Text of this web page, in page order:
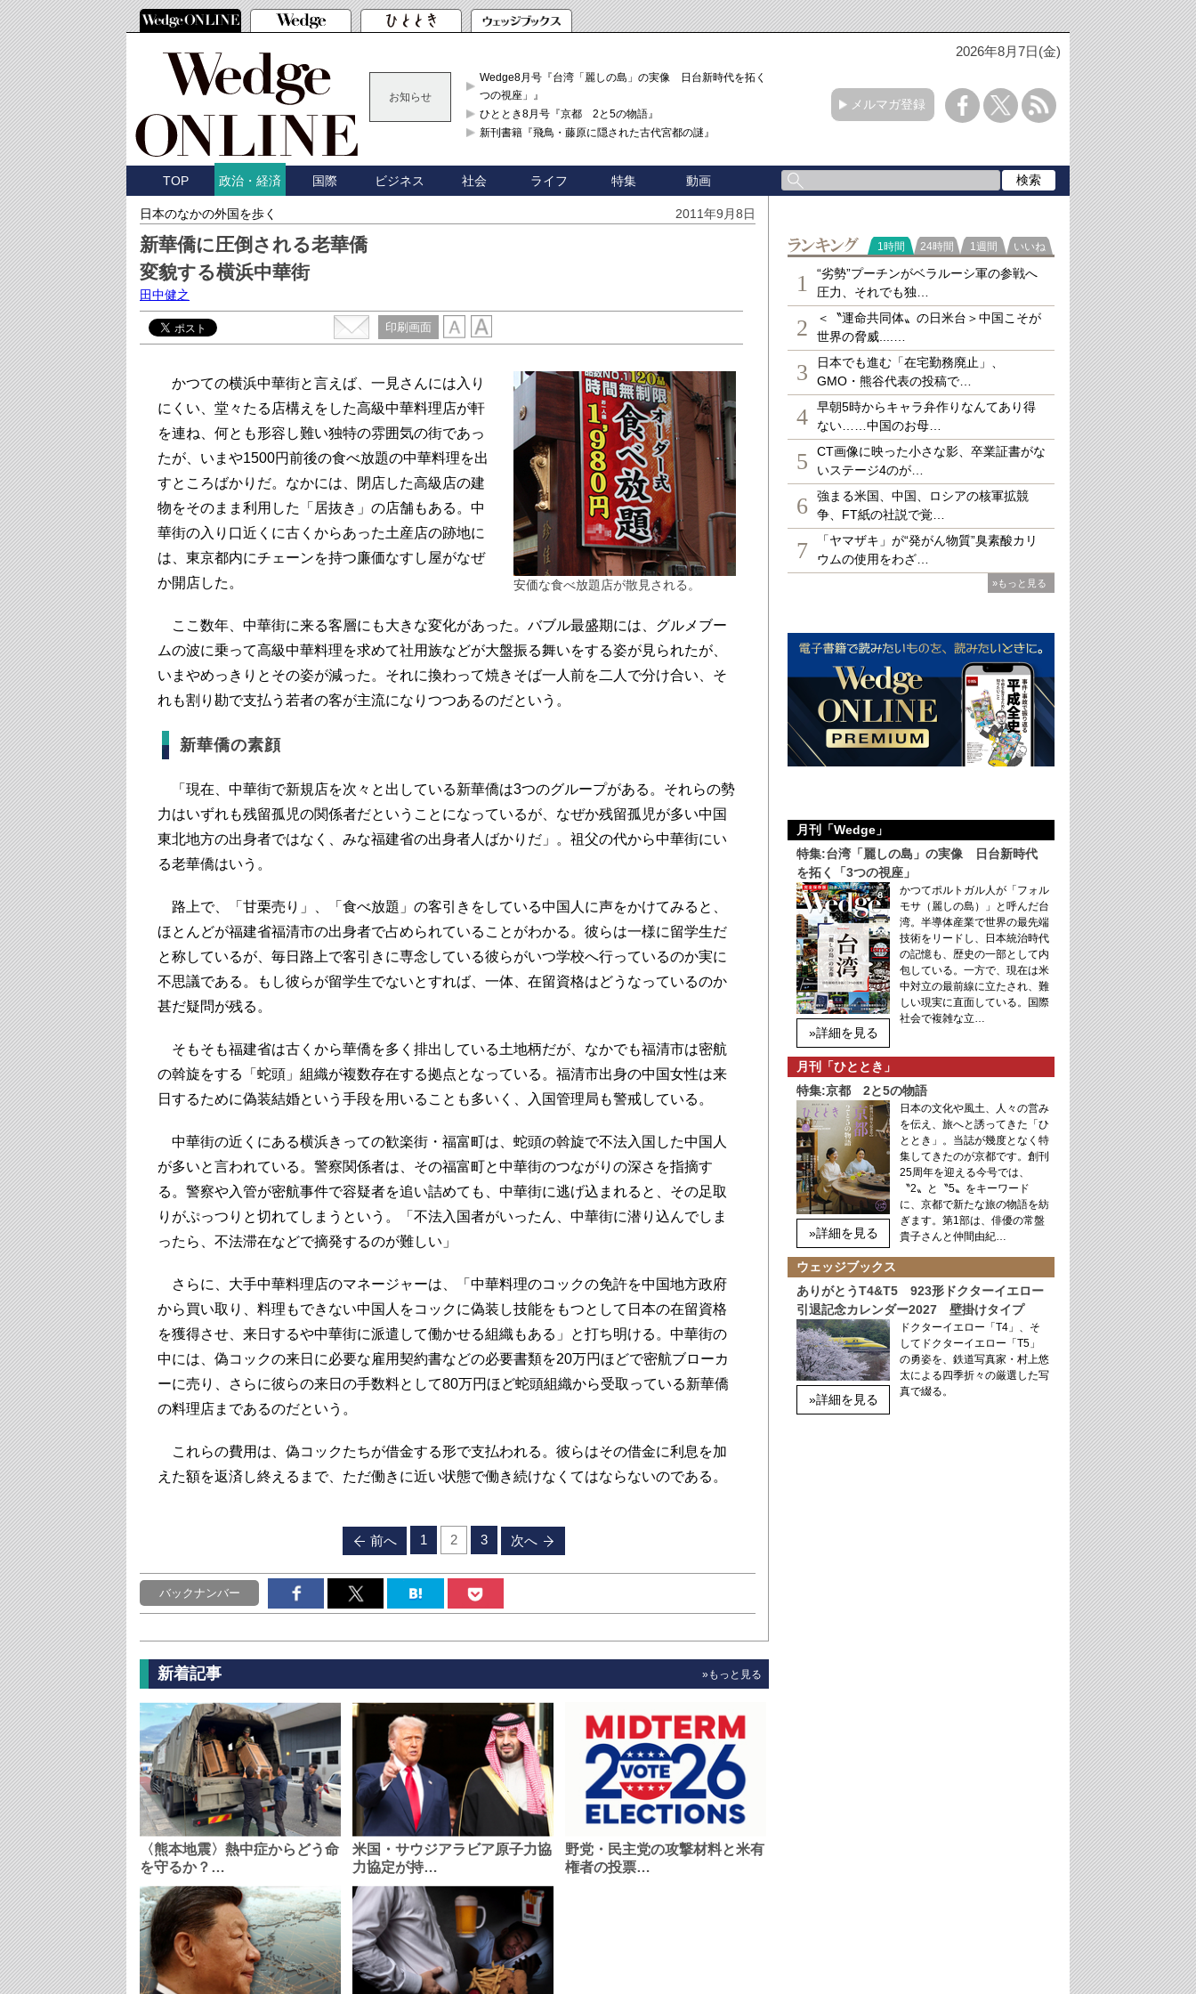
2026年8月7日(金)
お知らせ
Wedge8月号『台湾「麗しの島」の実像 日台新時代を拓く「3
つの視座」』
ひととき8月号『京都 2と5の物語』
新刊書籍『飛鳥・藤原に隠された古代宮都の謎』
メルマガ登録
TOP 政治・経済 国際 ビジネス 社会 ライフ 特集 動画
日本のなかの外国を歩く 2011年9月8日
新華僑に圧倒される老華僑
変貌する横浜中華街
田中健之
印刷画面
安価な食べ放題店が散見される。
かつての横浜中華街と言えば、一見さんには入り
にくい、堂々たる店構えをした高級中華料理店が軒
を連ね、何とも形容し難い独特の雰囲気の街であっ
たが、いまや1500円前後の食べ放題の中華料理を出
すところばかりだ。なかには、閉店した高級店の建
物をそのまま利用した「居抜き」の店舗もある。中
華街の入り口近くに古くからあった土産店の跡地に
は、東京都内にチェーンを持つ廉価なすし屋がなぜ
か開店した。
ここ数年、中華街に来る客層にも大きな変化があった。バブル最盛期には、グルメブー
ムの波に乗って高級中華料理を求めて社用族などが大盤振る舞いをする姿が見られたが、
いまやめっきりとその姿が減った。それに換わって焼きそば一人前を二人で分け合い、そ
れも割り勘で支払う若者の客が主流になりつつあるのだという。
新華僑の素顔
「現在、中華街で新規店を次々と出している新華僑は3つのグループがある。それらの勢
力はいずれも残留孤児の関係者だということになっているが、なぜか残留孤児が多い中国
東北地方の出身者ではなく、みな福建省の出身者人ばかりだ」。祖父の代から中華街にい
る老華僑はいう。
路上で、「甘栗売り」、「食べ放題」の客引きをしている中国人に声をかけてみると、
ほとんどが福建省福清市の出身者で占められていることがわかる。彼らは一様に留学生だ
と称しているが、毎日路上で客引きに専念している彼らがいつ学校へ行っているのか実に
不思議である。もし彼らが留学生でないとすれば、一体、在留資格はどうなっているのか
甚だ疑問が残る。
そもそも福建省は古くから華僑を多く排出している土地柄だが、なかでも福清市は密航
の斡旋をする「蛇頭」組織が複数存在する拠点となっている。福清市出身の中国女性は来
日するために偽装結婚という手段を用いることも多いく、入国管理局も警戒している。
中華街の近くにある横浜きっての歓楽街・福富町は、蛇頭の斡旋で不法入国した中国人
が多いと言われている。警察関係者は、その福富町と中華街のつながりの深さを指摘す
る。警察や入管が密航事件で容疑者を追い詰めても、中華街に逃げ込まれると、その足取
りがぷっつりと切れてしまうという。「不法入国者がいったん、中華街に潜り込んでしま
ったら、不法滞在などで摘発するのが難しい」
さらに、大手中華料理店のマネージャーは、「中華料理のコックの免許を中国地方政府
から買い取り、料理もできない中国人をコックに偽装し技能をもつとして日本の在留資格
を獲得させ、来日するや中華街に派遣して働かせる組織もある」と打ち明ける。中華街の
中には、偽コックの来日に必要な雇用契約書などの必要書類を20万円ほどで密航ブローカ
ーに売り、さらに彼らの来日の手数料として80万円ほど蛇頭組織から受取っている新華僑
の料理店まであるのだという。
これらの費用は、偽コックたちが借金する形で支払われる。彼らはその借金に利息を加
えた額を返済し終えるまで、ただ働きに近い状態で働き続けなくてはならないのである。
前へ 1 2 3 次へ
バックナンバー
新着記事 »もっと見る
〈熊本地震〉熱中症からどう命
を守るか？…
米国・サウジアラビア原子力協
力協定が持…
野党・民主党の攻撃材料と米有
権者の投票…
ランキング
1時間 24時間 1週間 いいね
1
“劣勢”プーチンがベラルーシ軍の参戦へ
圧力、それでも独…
2
＜〝運命共同体〟の日米台＞中国こそが
世界の脅威....…
3
日本でも進む「在宅勤務廃止」、
GMO・熊谷代表の投稿で…
4
早朝5時からキャラ弁作りなんてあり得
ない……中国のお母…
5
CT画像に映った小さな影、卒業証書がな
いステージ4のが…
6
強まる米国、中国、ロシアの核軍拡競
争、FT紙の社説で覚…
7
「ヤマザキ」が“発がん物質”臭素酸カリ
ウムの使用をわざ…
»もっと見る
月刊「Wedge」
特集:台湾「麗しの島」の実像 日台新時代
を拓く「3つの視座」
»詳細を見る
かつてポルトガル人が「フォル
モサ（麗しの島）」と呼んだ台
湾。半導体産業で世界の最先端
技術をリードし、日本統治時代
の記憶も、歴史の一部として内
包している。一方で、現在は米
中対立の最前線に立たされ、難
しい現実に直面している。国際
社会で複雑な立…
月刊「ひととき」
特集:京都 2と5の物語
»詳細を見る
日本の文化や風土、人々の営み
を伝え、旅へと誘ってきた「ひ
ととき」。当誌が幾度となく特
集してきたのが京都です。創刊
25周年を迎える今号では、
〝2〟と〝5〟をキーワード
に、京都で新たな旅の物語を紡
ぎます。第1部は、俳優の常盤
貴子さんと仲間由紀…
ウェッジブックス
ありがとうT4&T5 923形ドクターイエロー
引退記念カレンダー2027 壁掛けタイプ
»詳細を見る
ドクターイエロー「T4」、そ
してドクターイエロー「T5」
の勇姿を、鉄道写真家・村上悠
太による四季折々の厳選した写
真で綴る。